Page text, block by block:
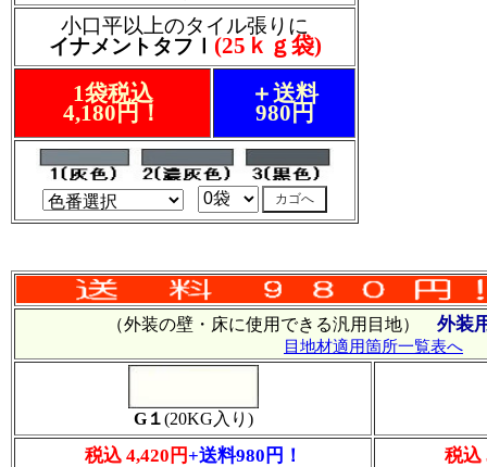
（外装の壁・床に使用できる汎用目地） 外装
目地材適用箇所一覧表へ
G１(20KG入り)
税込 4,420円+送料980円！ 税込
小口平以上のタイル張りに
イナメントタフⅠ (25ｋｇ袋)
1袋税込
4,180円！
＋送料
980円